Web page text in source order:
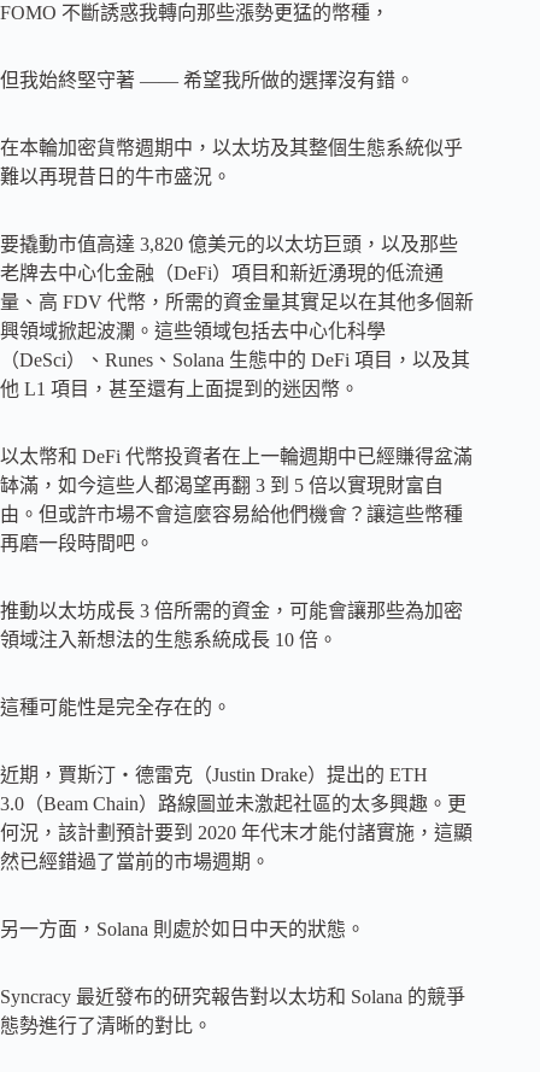
FOMO 不斷誘惑我轉向那些漲勢更猛的幣種，
但我始終堅守著 —— 希望我所做的選擇沒有錯。
在本輪加密貨幣週期中，以太坊及其整個生態系統似乎
難以再現昔日的牛市盛況。
要撬動市值高達 3,820 億美元的以太坊巨頭，以及那些
老牌去中心化金融（DeFi）項目和新近湧現的低流通
量、高 FDV 代幣，所需的資金量其實足以在其他多個新
興領域掀起波瀾。這些領域包括去中心化科學
（DeSci）、Runes、Solana 生態中的 DeFi 項目，以及其
他 L1 項目，甚至還有上面提到的迷因幣。
以太幣和 DeFi 代幣投資者在上一輪週期中已經賺得盆滿
缽滿，如今這些人都渴望再翻 3 到 5 倍以實現財富自
由。但或許市場不會這麼容易給他們機會？讓這些幣種
再磨一段時間吧。
推動以太坊成長 3 倍所需的資金，可能會讓那些為加密
領域注入新想法的生態系統成長 10 倍。
這種可能性是完全存在的。
近期，賈斯汀・德雷克（Justin Drake）提出的 ETH
3.0（Beam Chain）路線圖並未激起社區的太多興趣。更
何況，該計劃預計要到 2020 年代末才能付諸實施，這顯
然已經錯過了當前的市場週期。
另一方面，Solana 則處於如日中天的狀態。
Syncracy 最近發布的研究報告對以太坊和 Solana 的競爭
態勢進行了清晰的對比。